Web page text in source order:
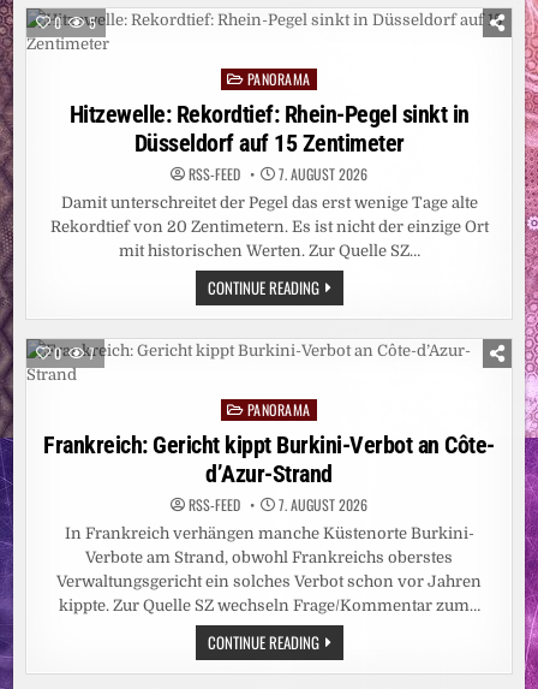
SET
SEIN?
0 5
PostedPANORAMA
Hitzewelle: Rekordtief: Rhein-Pegel sinkt in
Düsseldorf auf 15 Zentimeter
RSS-FEED 7. AUGUST 2026
Damit unterschreitet der Pegel das erst wenige Tage alte
Rekordtief von 20 Zentimetern. Es ist nicht der einzige Ort
mit historischen Werten. Zur Quelle SZ…
CONTINUE READINGHITZEWELLE:
REKORDTIEF:
RHEIN-
SINKT
IN
0 7
Posted
in
PANORAMA
Frankreich: Gericht kippt Burkini-Verbot an Côte-
d’Azur-Strand
RSS-FEED 7. AUGUST 2026
In Frankreich verhängen manche Küstenorte Burkini-
Verbote am Strand, obwohl Frankreichs oberstes
Verwaltungsgericht ein solches Verbot schon vor Jahren
kippte. Zur Quelle SZ wechseln Frage/Kommentar zum…
CONTINUE READINGFRANKREICH:
GERICHT
KIPPT